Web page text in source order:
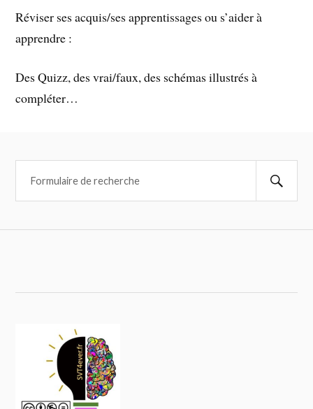
Réviser ses acquis/ses apprentissages ou s’aider à
apprendre :
Des Quizz, des vrai/faux, des schémas illustrés à
compléter…